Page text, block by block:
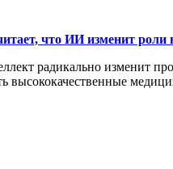
что ИИ изменит роли
радикально
высококачественные